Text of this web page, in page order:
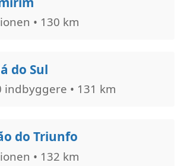
• 130 km
do Sul
indbyggere • 131 km
do Triunfo
• 132 km